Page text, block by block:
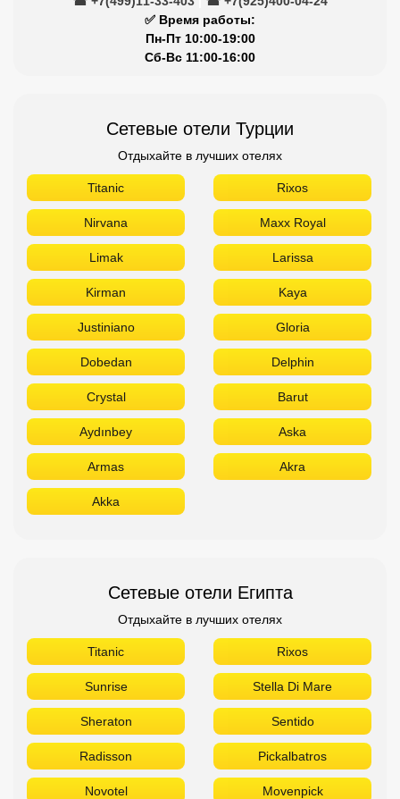
✅ Время работы:
Пн-Пт 10:00-19:00
Сб-Вс 11:00-16:00
Сетевые отели Турции
Отдыхайте в лучших отелях
Titanic Rixos
Nirvana Maxx Royal
Limak Larissa
Kirman Kaya
Justiniano Gloria
Dobedan Delphin
Crystal Barut
Aydınbey Aska
Armas Akra
Akka
Сетевые отели Египта
Отдыхайте в лучших отелях
Titanic Rixos
Sunrise Stella Di Mare
Sheraton Sentido
Radisson Pickalbatros
Novotel Movenpick